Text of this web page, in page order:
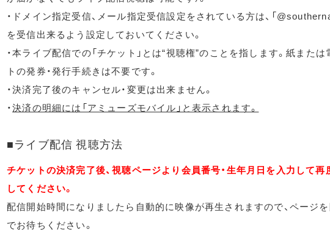
・ドメイン指定受信、メール指定受信設定をされている方は、「
を受信出来るよう設定しておいてください。
・本ライブ配信での「チケット」とは“視聴権”のことを指します。紙または
トの発券・発行手続きは不要です。
・決済完了後のキャンセル・変更は出来ません。
・決済の明細には「アミューズモバイル」と表示されます。
■ライブ配信 視聴方法
チケットの決済完了後、視聴ページより会員番号・生年月日を入力して再
してください。
配信開始時間になりましたら自動的に映像が再生されますので、ページ
でお待ちください。